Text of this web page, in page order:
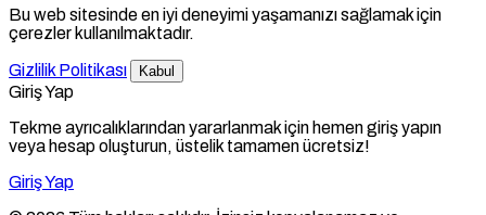
Bu web sitesinde en iyi deneyimi yaşamanızı sağlamak için
çerezler kullanılmaktadır.
Gizlilik Politikası
Kabul
Giriş Yap
Tekme ayrıcalıklarından yararlanmak için hemen giriş yapın
veya hesap oluşturun, üstelik tamamen ücretsiz!
Giriş Yap